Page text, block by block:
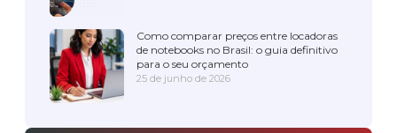
Como comparar preços entre locadoras
de notebooks no Brasil: o guia definitivo
para o seu orçamento
25 de junho de 2026